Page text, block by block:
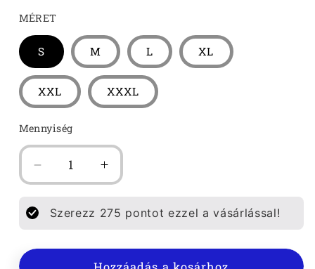
MÉRET
S M L XL
XXL XXXL
Mennyiség
RABOK
TÖBBÉ
LÖSZÜNK
PÓLÓ
RABOK
TÖBBÉ
LÖSZÜNK
PÓLÓ
Szerezz 275 pontot ezzel a vásárlással!